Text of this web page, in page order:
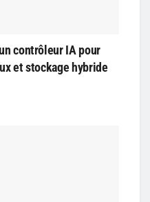
contrôleur IA pour
et stockage hybride